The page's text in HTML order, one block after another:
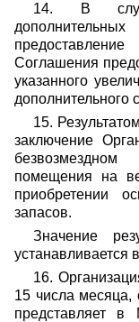
14. В
Соглашения
указанного
15.
заключение
помещения на
приобретении
запасов.
Значение
устанавливается
16.
15 числа месяца,
представляет в